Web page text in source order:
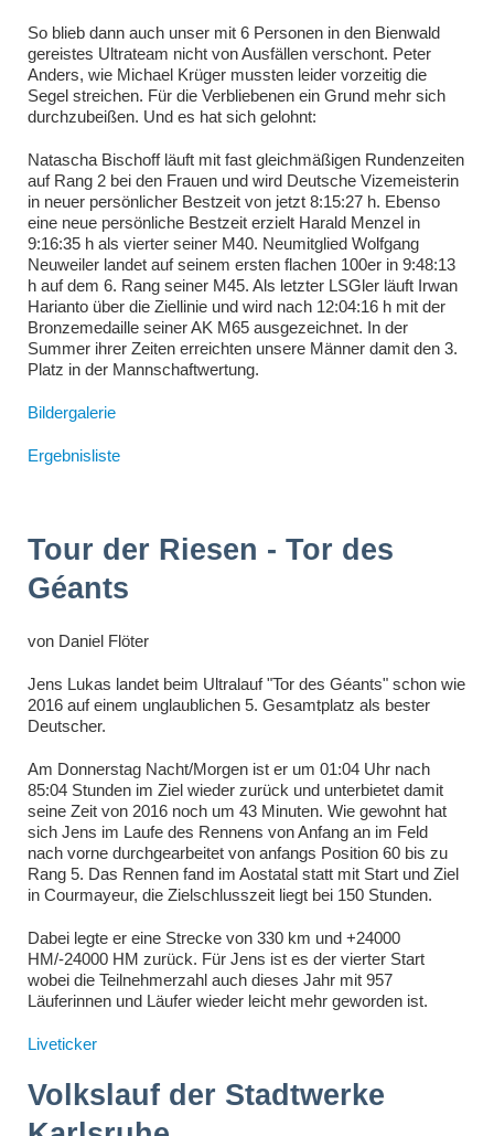
So blieb dann auch unser mit 6 Personen in den Bienwald
gereistes Ultrateam nicht von Ausfällen verschont. Peter
Anders, wie Michael Krüger mussten leider vorzeitig die
Segel streichen. Für die Verbliebenen ein Grund mehr sich
durchzubeißen. Und es hat sich gelohnt:
Natascha Bischoff läuft mit fast gleichmäßigen Rundenzeiten
auf Rang 2 bei den Frauen und wird Deutsche Vizemeisterin
in neuer persönlicher Bestzeit von jetzt 8:15:27 h. Ebenso
eine neue persönliche Bestzeit erzielt Harald Menzel in
9:16:35 h als vierter seiner M40. Neumitglied Wolfgang
Neuweiler landet auf seinem ersten flachen 100er in 9:48:13
h auf dem 6. Rang seiner M45. Als letzter LSGler läuft Irwan
Harianto über die Ziellinie und wird nach 12:04:16 h mit der
Bronzemedaille seiner AK M65 ausgezeichnet. In der
Summer ihrer Zeiten erreichten unsere Männer damit den 3.
Platz in der Mannschaftwertung.
Bildergalerie
Ergebnisliste
Tour der Riesen - Tor des
Géants
von Daniel Flöter
Jens Lukas landet beim Ultralauf "Tor des Géants" schon wie
2016 auf einem unglaublichen 5. Gesamtplatz als bester
Deutscher.
Am Donnerstag Nacht/Morgen ist er um 01:04 Uhr nach
85:04 Stunden im Ziel wieder zurück und unterbietet damit
seine Zeit von 2016 noch um 43 Minuten. Wie gewohnt hat
sich Jens im Laufe des Rennens von Anfang an im Feld
nach vorne durchgearbeitet von anfangs Position 60 bis zu
Rang 5. Das Rennen fand im Aostatal statt mit Start und Ziel
in Courmayeur, die Zielschlusszeit liegt bei 150 Stunden.
Dabei legte er eine Strecke von 330 km und +24000
HM/-24000 HM zurück. Für Jens ist es der vierter Start
wobei die Teilnehmerzahl auch dieses Jahr mit 957
Läuferinnen und Läufer wieder leicht mehr geworden ist.
Liveticker
Volkslauf der Stadtwerke